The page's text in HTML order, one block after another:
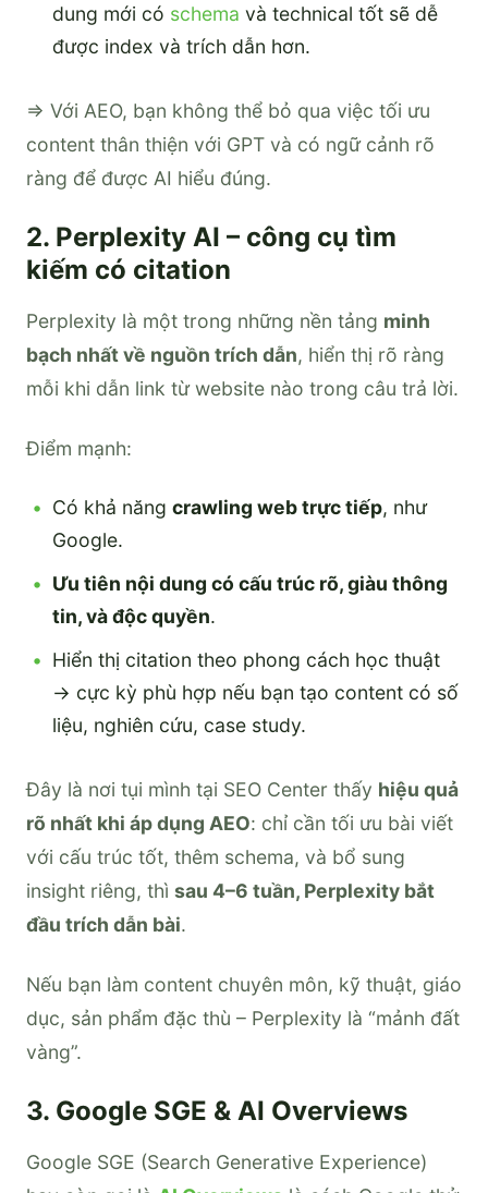
dung mới có schema và technical tốt sẽ dễ
được index và trích dẫn hơn.
=> Với AEO, bạn không thể bỏ qua việc tối ưu
content thân thiện với GPT và có ngữ cảnh rõ
ràng để được AI hiểu đúng.
2. Perplexity AI – công cụ tìm
kiếm có citation
Perplexity là một trong những nền tảng minh
bạch nhất về nguồn trích dẫn, hiển thị rõ ràng
mỗi khi dẫn link từ website nào trong câu trả lời.
Điểm mạnh:
Có khả năng crawling web trực tiếp, như
Google.
Ưu tiên nội dung có cấu trúc rõ, giàu thông
tin, và độc quyền.
Hiển thị citation theo phong cách học thuật
→ cực kỳ phù hợp nếu bạn tạo content có số
liệu, nghiên cứu, case study.
Đây là nơi tụi mình tại SEO Center thấy hiệu quả
rõ nhất khi áp dụng AEO: chỉ cần tối ưu bài viết
với cấu trúc tốt, thêm schema, và bổ sung
insight riêng, thì sau 4–6 tuần, Perplexity bắt
đầu trích dẫn bài.
Nếu bạn làm content chuyên môn, kỹ thuật, giáo
dục, sản phẩm đặc thù – Perplexity là “mảnh đất
vàng”.
3. Google SGE & AI Overviews
Google SGE (Search Generative Experience)